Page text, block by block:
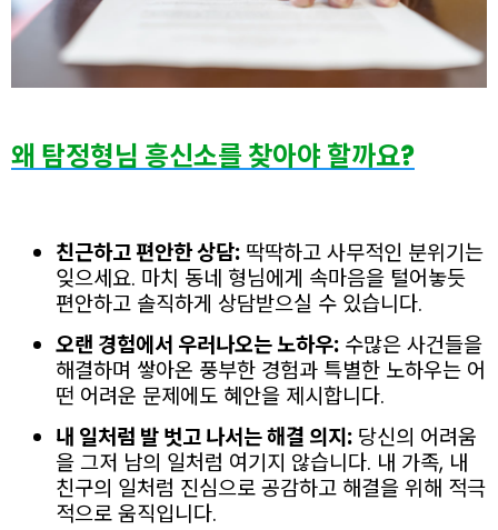
왜 탐정형님 흥신소를 찾아야 할까요?
친근하고 편안한 상담: 딱딱하고 사무적인 분위기는
잊으세요. 마치 동네 형님에게 속마음을 털어놓듯
편안하고 솔직하게 상담받으실 수 있습니다.
오랜 경험에서 우러나오는 노하우: 수많은 사건들을
해결하며 쌓아온 풍부한 경험과 특별한 노하우는 어
떤 어려운 문제에도 혜안을 제시합니다.
내 일처럼 발 벗고 나서는 해결 의지: 당신의 어려움
을 그저 남의 일처럼 여기지 않습니다. 내 가족, 내
친구의 일처럼 진심으로 공감하고 해결을 위해 적극
적으로 움직입니다.